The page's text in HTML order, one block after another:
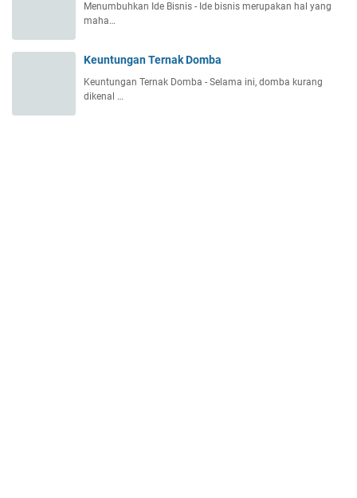
Menumbuhkan Ide Bisnis - Ide bisnis merupakan hal yang
maha…
Keuntungan Ternak Domba
Keuntungan Ternak Domba - Selama ini, domba kurang
dikenal …